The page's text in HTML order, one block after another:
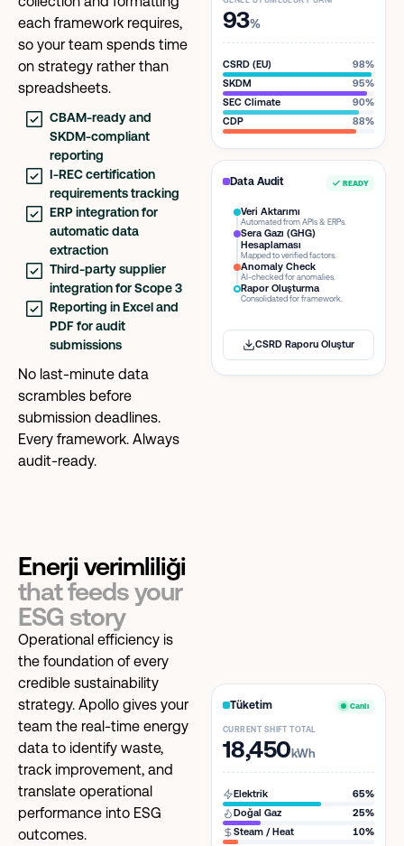
93%
CSRD (EU)
98%
SKDM
95%
SEC Climate
90%
CDP
88%
Data Audit READY
Veri Aktarımı
Automated from APIs & ERPs.
Sera Gazı (GHG)
Hesaplaması
Mapped to verified factors.
Anomaly Check
AI-checked for anomalies.
Rapor Oluşturma
Consolidated for framework.
CSRD Raporu Oluştur
each framework requires,
so your team spends time
on strategy rather than
spreadsheets.
CBAM-ready and
SKDM-compliant
reporting
I-REC certification
requirements tracking
ERP integration for
automatic data
extraction
Third-party supplier
integration for Scope 3
Reporting in Excel and
PDF for audit
submissions
No last-minute data
scrambles before
submission deadlines.
Every framework. Always
audit-ready.
Enerji verimliliği
that feeds your
ESG story
Operational efficiency is
the foundation of every
credible sustainability
strategy. Apollo gives your
team the real-time energy
data to identify waste,
track improvement, and
translate operational
performance into ESG
outcomes.
Tüketim Canlı
CURRENT SHIFT TOTAL
18,450 kWh
Elektrik
65%
Doğal Gaz
25%
Steam / Heat
10%